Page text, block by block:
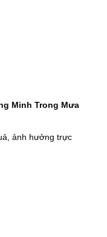
Minh Trong Mưa
ảnh hưởng trực